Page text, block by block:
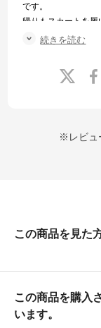
です。
帰りもスカートを履
デザインもオシャ
続きを読む
※レビュ
この商品を見た
この商品を購入
います。